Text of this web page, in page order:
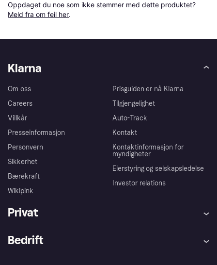
Oppdaget du noe som ikke stemmer med dette produktet?
Meld fra om feil her.
Klarna
Om oss
Careers
Villkår
Presseinformasjon
Personvern
Sikkerhet
Bærekraft
Wikipink
Prisguiden er nå Klarna
Tilgjengelighet
Auto-Track
Kontakt
Kontaktinformasjon for
myndigheter
Eierstyring og selskapsledelse
Investor relations
Privat
Bedrift